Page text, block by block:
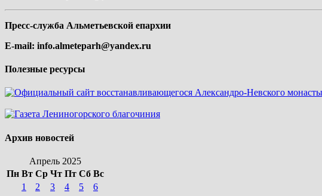
Пресс-служба Альметьевской епархии
E-mail: info.almeteparh@yandex.ru
Полезные ресурсы
Архив новостей
Апрель 2025
Пн Вт Ср Чт Пт Сб Вс
1
2 3 4 5
6